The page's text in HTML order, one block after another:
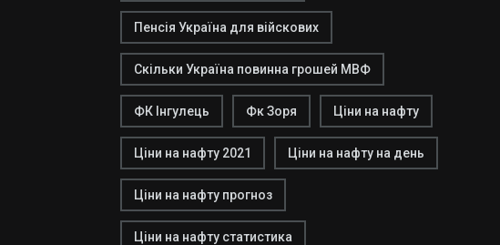
Пенсія Україна для війскових
Скільки Україна повинна грошей МВФ
ФК Інгулець Фк Зоря Ціни на нафту
Ціни на нафту 2021 Ціни на нафту на день
Ціни на нафту прогноз
Ціни на нафту статистика